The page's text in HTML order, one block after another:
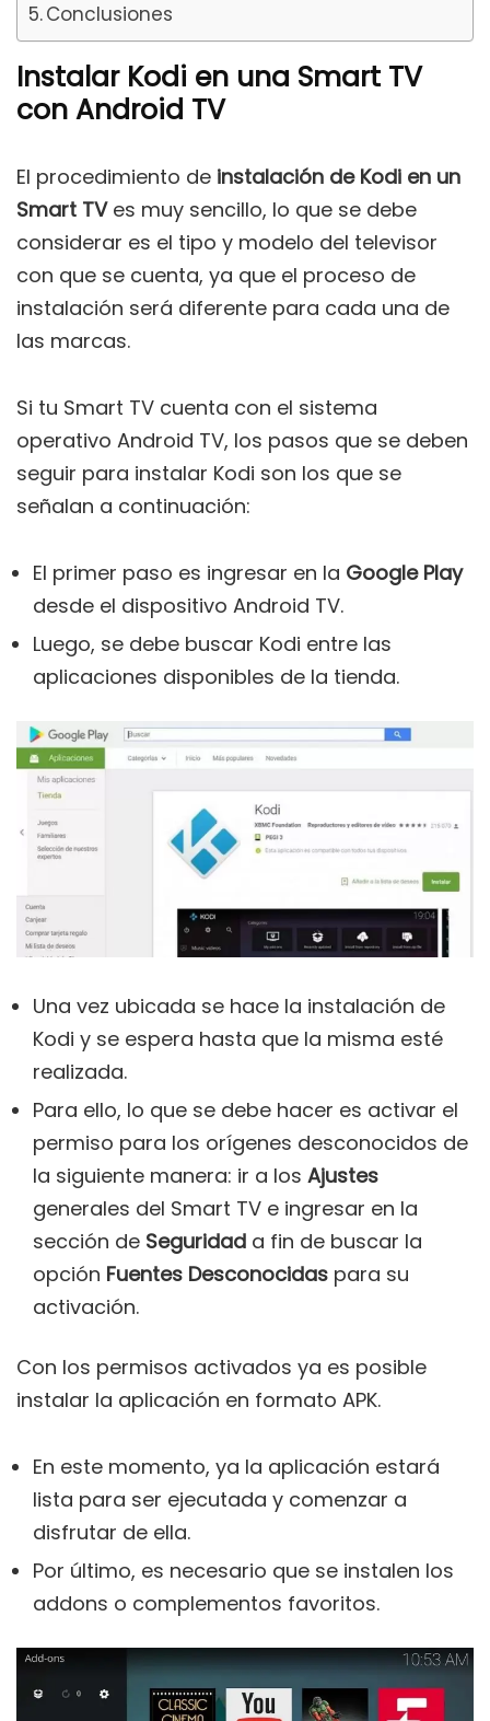
Conclusiones
Instalar Kodi en una Smart TV
con Android TV
El procedimiento de instalación de Kodi en un
Smart TVes muy sencillo, lo que se debe
considerar es el tipo y modelo del televisor
con que se cuenta, ya que el proceso de
instalación será diferente para cada una de
las marcas.
Si tu Smart TV cuenta con el sistema
operativo Android TV, los pasos que se deben
seguir para instalar Kodi son los que se
señalan a continuación:
El primer paso es ingresar en la Google Play
desde el dispositivo Android TV.
Luego, se debe buscar Kodi entre las
aplicaciones disponibles de la tienda.
Una vez ubicada se hace la instalación de
Kodi y se espera hasta que la misma esté
realizada.
Para ello, lo que se debe hacer es activar el
permiso para los orígenes desconocidos de
la siguiente manera: ir a los Ajustes
generales del Smart TV e ingresar en la
sección de Seguridad a fin de buscar la
opción Fuentes Desconocidas para su
activación.
Con los permisos activados ya es posible
instalar la aplicación en formato APK.
En este momento, ya la aplicación estará
lista para ser ejecutada y comenzar a
disfrutar de ella.
Por último, es necesario que se instalen los
addons o complementos favoritos.